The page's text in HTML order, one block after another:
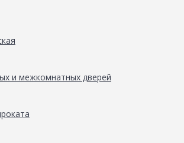
и межкомнатных дверей